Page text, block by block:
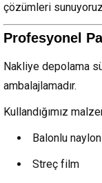
çözümleri
Profesyonel
Nakliye depolama
ambalajlamadır.
Kullandığımız
Balonlu naylon
Streç film